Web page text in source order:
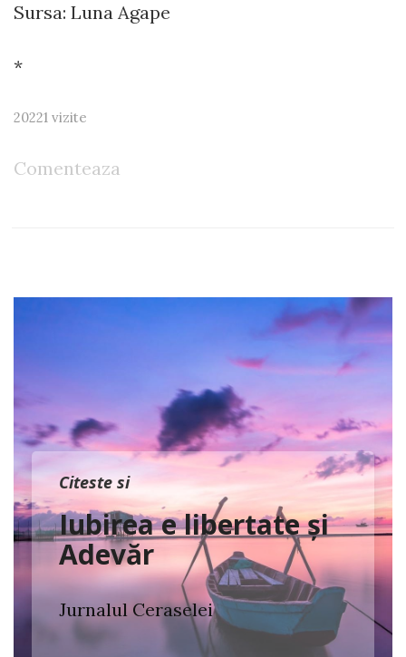
Sursa: Luna Agape
*
20221 vizite
Comenteaza
Citeste si
Iubirea e libertate și
Adevăr
Jurnalul Ceraselei